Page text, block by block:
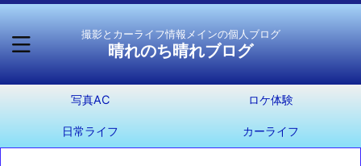
撮影とカーライフ情報メインの個人ブログ
晴れのち晴れブログ
写真AC ロケ体験
日常ライフ カーライフ